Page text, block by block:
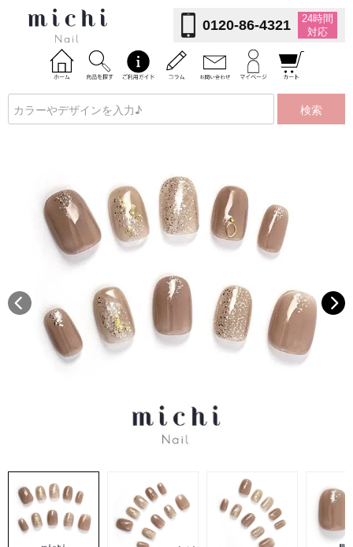
0120-86-4321
24時間
対応
検索